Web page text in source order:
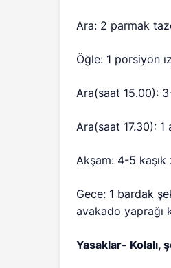
Ara: 2 parmak
Öğle: 1 porsiyon
Ara(saat 15.00):
Ara(saat 17.30):
Akşam: 4-5 kaşık
Gece: 1 bardak
avakado yaprağı
Yasaklar- Kolalı,